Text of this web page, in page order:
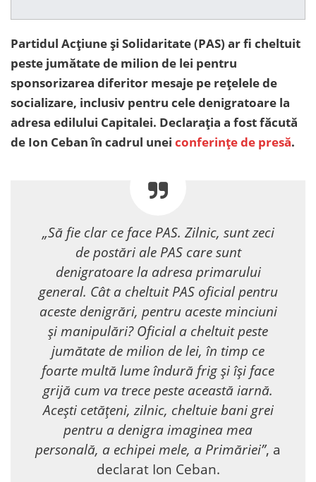
Partidul Acțiune și Solidaritate (PAS) ar fi cheltuit
peste jumătate de milion de lei pentru
sponsorizarea diferitor mesaje pe rețelele de
socializare, inclusiv pentru cele denigratoare la
adresa edilului Capitalei. Declarația a fost făcută
de Ion Ceban în cadrul unei conferințe de presă.
„Să fie clar ce face PAS. Zilnic, sunt zeci
de postări ale PAS care sunt
denigratoare la adresa primarului
general. Cât a cheltuit PAS oficial pentru
aceste denigrări, pentru aceste minciuni
și manipulări? Oficial a cheltuit peste
jumătate de milion de lei, în timp ce
foarte multă lume îndură frig și își face
grijă cum va trece peste această iarnă.
Acești cetățeni, zilnic, cheltuie bani grei
pentru a denigra imaginea mea
personală, a echipei mele, a Primăriei”, a
declarat Ion Ceban.